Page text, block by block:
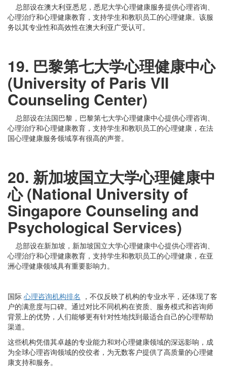
总部设在澳大利亚悉尼，悉尼大学心理健康服务提供心理咨询、
心理治疗和心理健康教育，支持学生和教职员工的心理健康。该服
务以其专业性和高效性在澳大利亚广受认可。
19. 巴黎第七大学心理健康中心
(University of Paris VII
Counseling Center)
总部设在法国巴黎，巴黎第七大学心理健康中心提供心理咨询、
心理治疗和心理健康教育，支持学生和教职员工的心理健康，在法
国心理健康服务领域享有很高的声誉。
20. 新加坡国立大学心理健康中
心 (National University of
Singapore Counseling and
Psychological Services)
总部设在新加坡，新加坡国立大学心理健康中心提供心理咨询、
心理治疗和心理健康教育，支持学生和教职员工的心理健康，在亚
洲心理健康领域具有重要影响力。
国际 心理咨询机构排名 ，不仅反映了机构的专业水平，还体现了客
户的满意度与口碑。通过对比不同机构在资质、服务模式和咨询师
背景上的优势，人们能够更有针对性地找到最适合自己的心理帮助
渠道。
这些机构凭借其卓越的专业能力和对心理健康领域的深远影响，成
为全球心理咨询领域的佼佼者，为无数客户提供了高质量的心理健
康支持和服务。